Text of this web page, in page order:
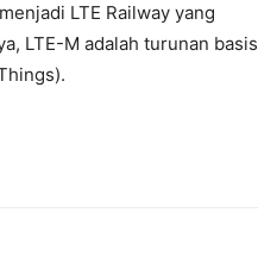
LTE Railway yang
LTE-M adalah turunan basis